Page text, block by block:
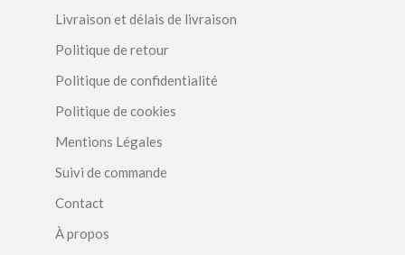
Livraison et délais de livraison
Politique de retour
Politique de confidentialité
Politique de cookies
Mentions Légales
Suivi de commande
Contact
À propos